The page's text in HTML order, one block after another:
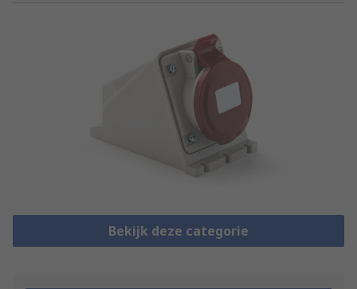
Bekijk deze categorie